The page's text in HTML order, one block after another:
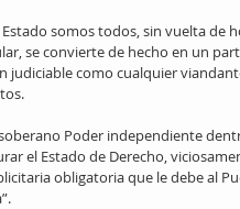
Estado somos todos, sin vuelta de
se convierte de hecho en un
judiciable como cualquier
soberano Poder independiente
el Estado de Derecho,
obligatoria que le debe al